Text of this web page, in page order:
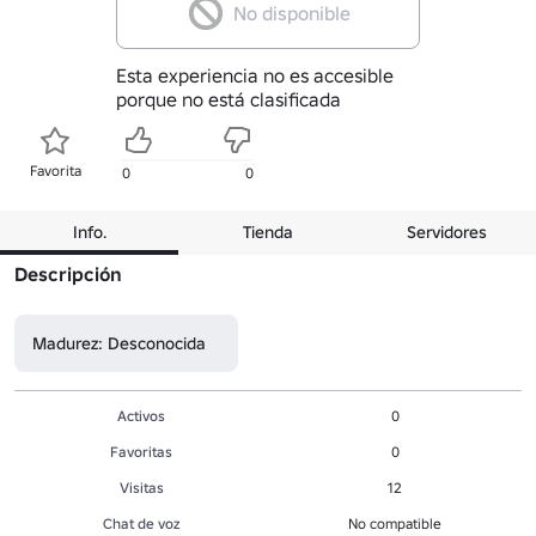
No disponible
Esta experiencia no es accesible
porque no está clasificada
Favorita 0 0
Info. Tienda Servidores
Descripción
Madurez: Desconocida
Activos
0
Favoritas
0
Visitas
12
Chat de voz
No compatible